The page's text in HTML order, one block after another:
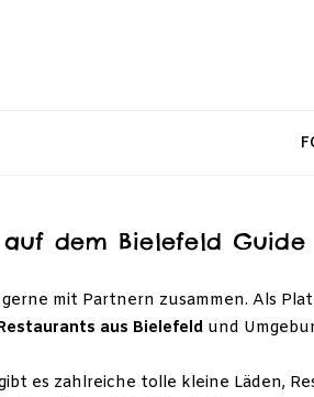
auf dem Bielefeld Guide
mit Partnern zusammen. Als
aus Bielefeld und
es zahlreiche tolle kleine Läden,